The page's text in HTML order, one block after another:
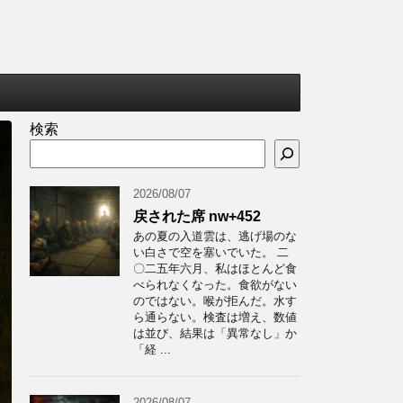
検索
2026/08/07
戻された席 nw+452
あの夏の入道雲は、逃げ場のな
い白さで空を塞いでいた。 二
〇二五年六月、私はほとんど食
べられなくなった。食欲がない
のではない。喉が拒んだ。水す
ら通らない。検査は増え、数値
は並び、結果は「異常なし」か
「経 ...